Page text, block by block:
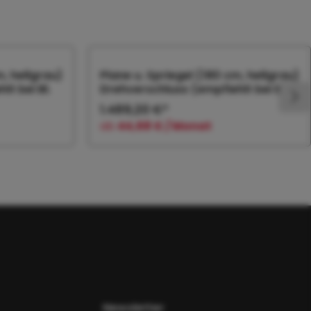
hellgrau)
bei Bl.
Plane u. Spriegel (180 cm, hellgrau)
Drehverschluss (empfiehlt bei Bl.
1.489,20 €*
ab 44,68 € / Monat